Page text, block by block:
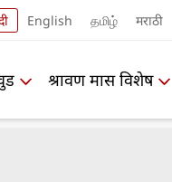
English தமிழ் मराठी
श्रावण मास विशेष